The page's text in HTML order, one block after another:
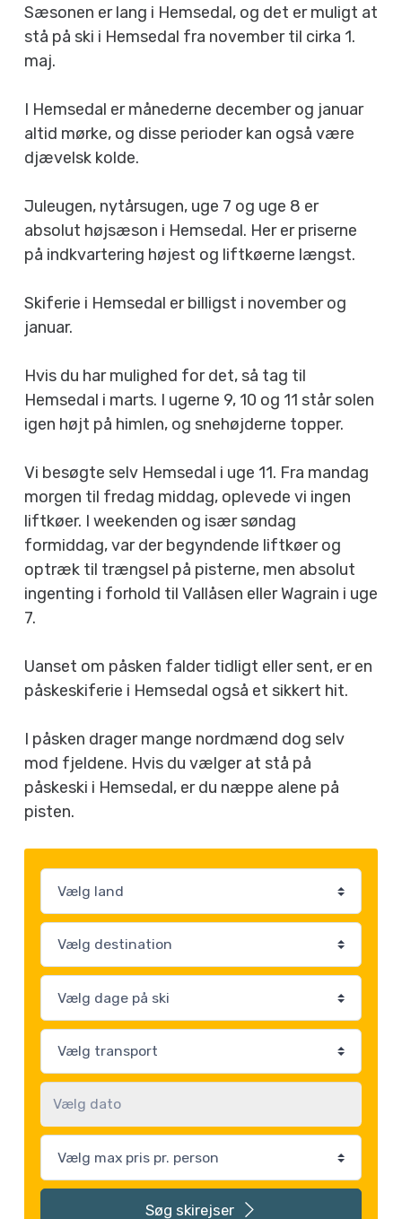
Sæsonen er lang i Hemsedal, og det er muligt at
stå på ski i Hemsedal fra november til cirka 1.
maj.
I Hemsedal er månederne december og januar
altid mørke, og disse perioder kan også være
djævelsk kolde.
Juleugen, nytårsugen, uge 7 og uge 8 er
absolut højsæson i Hemsedal. Her er priserne
på indkvartering højest og liftkøerne længst.
Skiferie i Hemsedal er billigst i november og
januar.
Hvis du har mulighed for det, så tag til
Hemsedal i marts. I ugerne 9, 10 og 11 står solen
igen højt på himlen, og snehøjderne topper.
Vi besøgte selv Hemsedal i uge 11. Fra mandag
morgen til fredag middag, oplevede vi ingen
liftkøer. I weekenden og især søndag
formiddag, var der begyndende liftkøer og
optræk til trængsel på pisterne, men absolut
ingenting i forhold til Vallåsen eller Wagrain i uge
7.
Uanset om påsken falder tidligt eller sent, er en
påskeskiferie i Hemsedal også et sikkert hit.
I påsken drager mange nordmænd dog selv
mod fjeldene. Hvis du vælger at stå på
påskeski i Hemsedal, er du næppe alene på
pisten.
Søg skirejser